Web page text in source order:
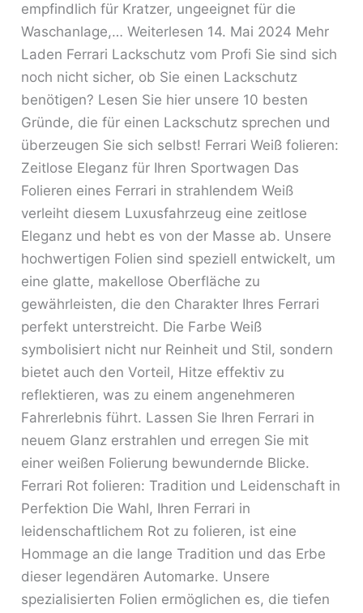
empfindlich für Kratzer, ungeeignet für die
Waschanlage,… Weiterlesen 14. Mai 2024 Mehr
Laden Ferrari Lackschutz vom Profi Sie sind sich
noch nicht sicher, ob Sie einen Lackschutz
benötigen? Lesen Sie hier unsere 10 besten
Gründe, die für einen Lackschutz sprechen und
überzeugen Sie sich selbst! Ferrari Weiß folieren:
Zeitlose Eleganz für Ihren Sportwagen Das
Folieren eines Ferrari in strahlendem Weiß
verleiht diesem Luxusfahrzeug eine zeitlose
Eleganz und hebt es von der Masse ab. Unsere
hochwertigen Folien sind speziell entwickelt, um
eine glatte, makellose Oberfläche zu
gewährleisten, die den Charakter Ihres Ferrari
perfekt unterstreicht. Die Farbe Weiß
symbolisiert nicht nur Reinheit und Stil, sondern
bietet auch den Vorteil, Hitze effektiv zu
reflektieren, was zu einem angenehmeren
Fahrerlebnis führt. Lassen Sie Ihren Ferrari in
neuem Glanz erstrahlen und erregen Sie mit
einer weißen Folierung bewundernde Blicke.
Ferrari Rot folieren: Tradition und Leidenschaft in
Perfektion Die Wahl, Ihren Ferrari in
leidenschaftlichem Rot zu folieren, ist eine
Hommage an die lange Tradition und das Erbe
dieser legendären Automarke. Unsere
spezialisierten Folien ermöglichen es, die tiefen